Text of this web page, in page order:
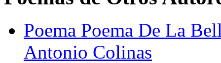
Poema Poema De La
Antonio Colinas